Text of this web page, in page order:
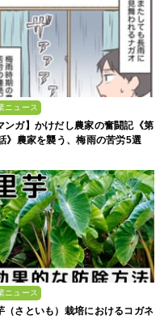
ニュース
ンガ】かけだし農家の奮闘記《第
》農家を襲う、梅雨の苦労5選
ニュース
（さといも）栽培におけるコガネ